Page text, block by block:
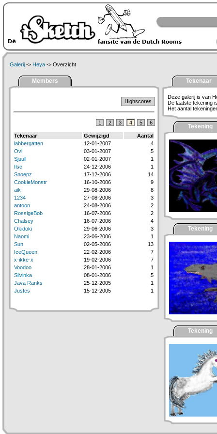
Galerij -> Heya -> Overzicht
Members
Highscores
1 2 3 4 5 6
Tekenaar Gewijzigd
Aantal
labbergatten
12-01-2007
4
Ovi
03-01-2007
5
Sjuull
02-01-2007
1
Ilse
24-12-2006
1
Snoepz
17-12-2006
14
CookieMonstr
16-10-2006
9
aik
29-08-2006
8
1234
27-08-2006
3
antoon
24-08-2006
2
RossigeBob
16-07-2006
2
Chalsey
16-07-2006
4
Okidoki
29-06-2006
3
Naomi
23-06-2006
1
Sun
02-05-2006
13
IceQueen
22-02-2006
7
x-ikke-x
19-02-2006
7
Voodoo
28-01-2006
1
Silvinka
08-01-2006
5
Java Ranks
25-12-2005
1
Justes
15-12-2005 1
Tekenaar
Deze galerij is van
De laatste tekening
Het aantal
Tekening
Tekening
Tekening